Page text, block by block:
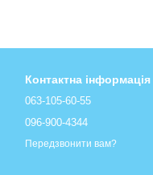
Контактна інформація
063-105-60-55
096-900-4344
Передзвонити вам?